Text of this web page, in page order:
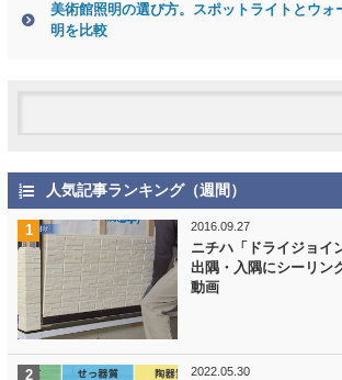
美術館照明の選び方。スポットライトとウォ
明を比較
人気記事ランキング（週間）
2016.09.27
ニチハ「ドライジョイ
出隅・入隅にシーリン
動画
2022.05.30